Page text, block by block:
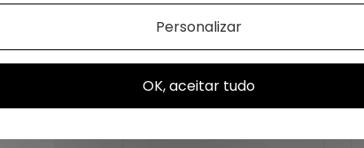
OK, aceitar tudo
Personalizar